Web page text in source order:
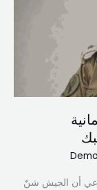
أن الجيش شنّ